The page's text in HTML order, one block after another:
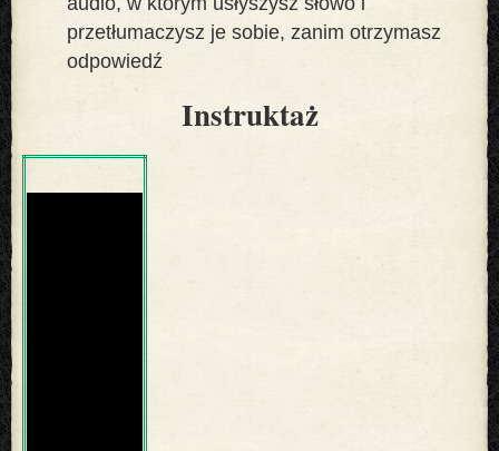
przetłumaczysz je sobie, zanim otrzymasz
odpowiedź
Instruktaż